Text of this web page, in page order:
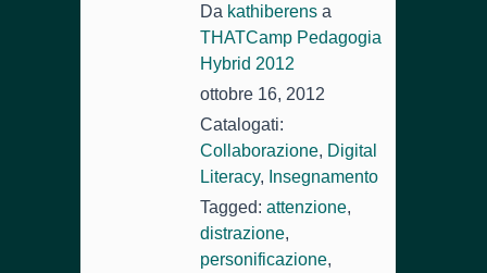
Da kathiberens a
THATCamp Pedagogia
Hybrid 2012
ottobre 16, 2012
Catalogati:
Collaborazione, Digital
Literacy, Insegnamento
Tagged: attenzione,
distrazione,
personificazione,